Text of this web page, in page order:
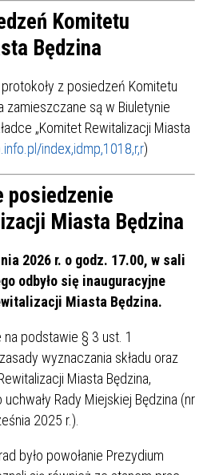
Komitetu
Będzina
z posiedzeń Komitetu
zamieszczane są w Biuletynie
„Komitet Rewitalizacji Miasta
index,idmp,1018,r,r)
posiedzenie
Miasta Będzina
2026 r. o godz. 17.00, w sali
odbyło się inauguracyjne
Miasta Będzina.
na podstawie § 3 ust. 1
wyznaczania składu oraz
Miasta Będzina,
Rady Miejskiej Będzina (nr
2025 r.).
było powołanie Prezydium